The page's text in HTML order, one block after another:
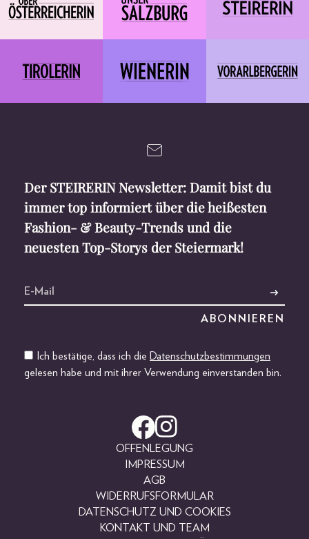
Der STEIRERIN Newsletter: Damit bist du
immer top informiert über die heißesten
Fashion- & Beauty-Trends und die
neuesten Top-Storys der Steiermark!
Ich bestätige, dass ich die Datenschutzbestimmungen
gelesen habe und mit ihrer Verwendung einverstanden bin.
OFFENLEGUNG
IMPRESSUM
AGB
WIDERRUFSFORMULAR
DATENSCHUTZ UND COOKIES
KONTAKT UND TEAM